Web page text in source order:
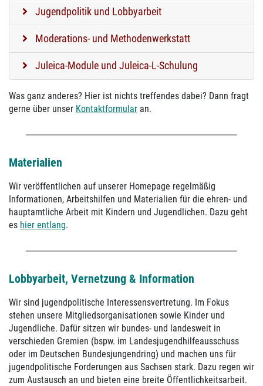
Jugendpolitik und Lobbyarbeit
Moderations- und Methodenwerkstatt
Juleica-Module und Juleica-L-Schulung
Was ganz anderes? Hier ist nichts treffendes dabei? Dann fragt
gerne über unser Kontaktformular an.
Materialien
Wir veröffentlichen auf unserer Homepage regelmäßig
Informationen, Arbeitshilfen und Materialien für die ehren- und
hauptamtliche Arbeit mit Kindern und Jugendlichen. Dazu geht
es hier entlang.
Lobbyarbeit, Vernetzung & Information
Wir sind jugendpolitische Interessensvertretung. Im Fokus
stehen unsere Mitgliedsorganisationen sowie Kinder und
Jugendliche. Dafür sitzen wir bundes- und landesweit in
verschieden Gremien (bspw. im Landesjugendhilfeausschuss
oder im Deutschen Bundesjungendring) und machen uns für
jugendpolitische Forderungen aus Sachsen stark. Dazu regen wir
zum Austausch an und bieten eine breite Öffentlichkeitsarbeit.